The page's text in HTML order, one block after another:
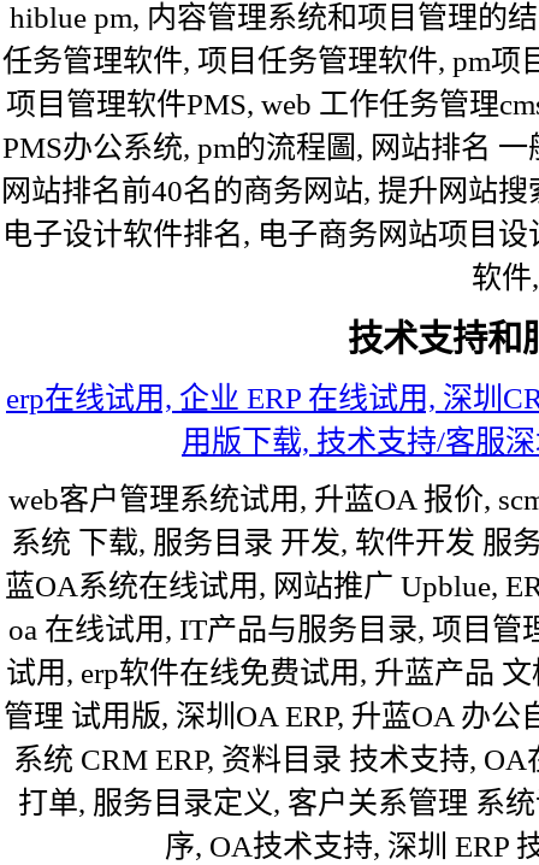
hiblue pm, 内容管理系统和项目管理的
任务管理软件, 项目任务管理软件, pm项
项目管理软件PMS, web 工作任务管理
PMS办公系统, pm的流程圖, 网站排名
网站排名前40名的商务网站, 提升网站
电子设计软件排名, 电子商务网站项目
软件,
技术支持和
erp在线试用, 企业 ERP 在线试用, 深圳
用版下载, 技术支持/客服
web客户管理系统试用, 升蓝OA 报价,
系统 下载, 服务目录 开发, 软件开发 服
蓝OA系统在线试用, 网站推广 Upblue,
oa 在线试用, IT产品与服务目录, 项目
试用, erp软件在线免费试用, 升蓝产品
管理 试用版, 深圳OA ERP, 升蓝OA 办
系统 CRM ERP, 资料目录 技术支持,
打单, 服务目录定义, 客户关系管理 系
序, OA技术支持, 深圳 ERP